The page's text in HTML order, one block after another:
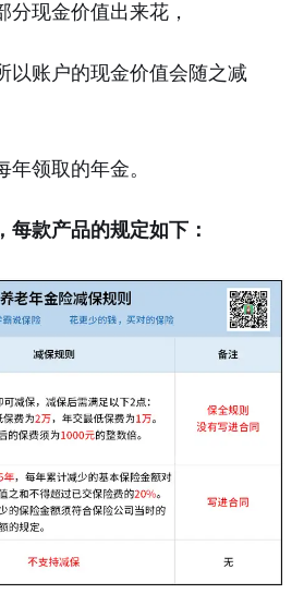
分现金价值出来花，
以账户的现金价值会随之减
年领取的年金。
每款产品的规定如下：